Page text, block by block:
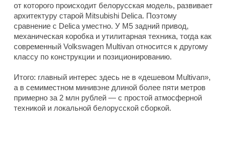
от которого происходит белорусская модель, развивает
архитектуру старой Mitsubishi Delica. Поэтому
сравнение с Delica уместно. У M5 задний привод,
механическая коробка и утилитарная техника, тогда как
современный Volkswagen Multivan относится к другому
классу по конструкции и позиционированию.
Итого: главный интерес здесь не в «дешевом Multivan»,
а в семиместном минивэне длиной более пяти метров
примерно за 2 млн рублей — с простой атмосферной
техникой и локальной белорусской сборкой.